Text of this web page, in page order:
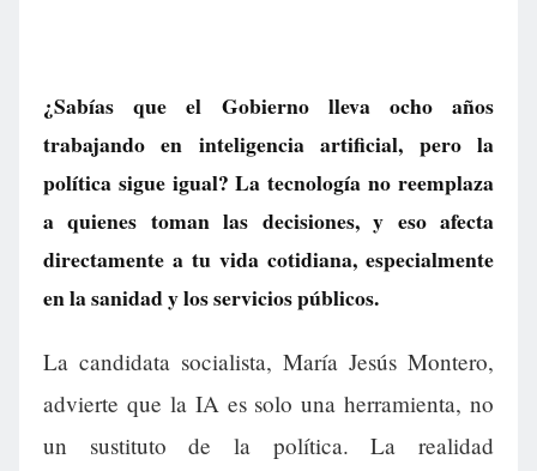
¿Sabías que el Gobierno lleva ocho años
trabajando en inteligencia artificial, pero la
política sigue igual? La tecnología no reemplaza
a quienes toman las decisiones, y eso afecta
directamente a tu vida cotidiana, especialmente
en la sanidad y los servicios públicos.
La candidata socialista, María Jesús Montero,
advierte que la IA es solo una herramienta, no
un sustituto de la política. La realidad